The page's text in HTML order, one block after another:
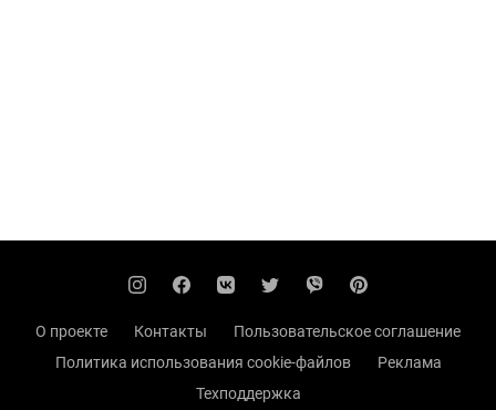
О проекте Контакты
Пользовательское соглашение
Политика использования cookie-файлов
Реклама
Техподдержка